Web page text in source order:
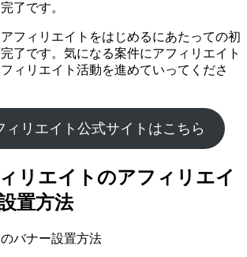
了です。
フィリエイトをはじめるにあたっての初
了です。気になる案件にアフィリエイト
ィリエイト活動を進めていってくださ
ィリエイト公式サイトはこちら
リエイトのアフィリエイ
置方法